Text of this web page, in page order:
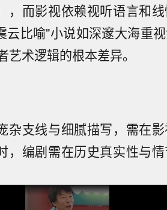
，而影视依赖视听语言和
云比喻"小说如深邃大海重
术逻辑的根本差异。
支线与细腻描写，需在影
，编剧需在历史真实性与